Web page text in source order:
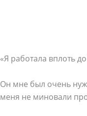
«Я работала вплоть
Он мне был очень
меня не миновали